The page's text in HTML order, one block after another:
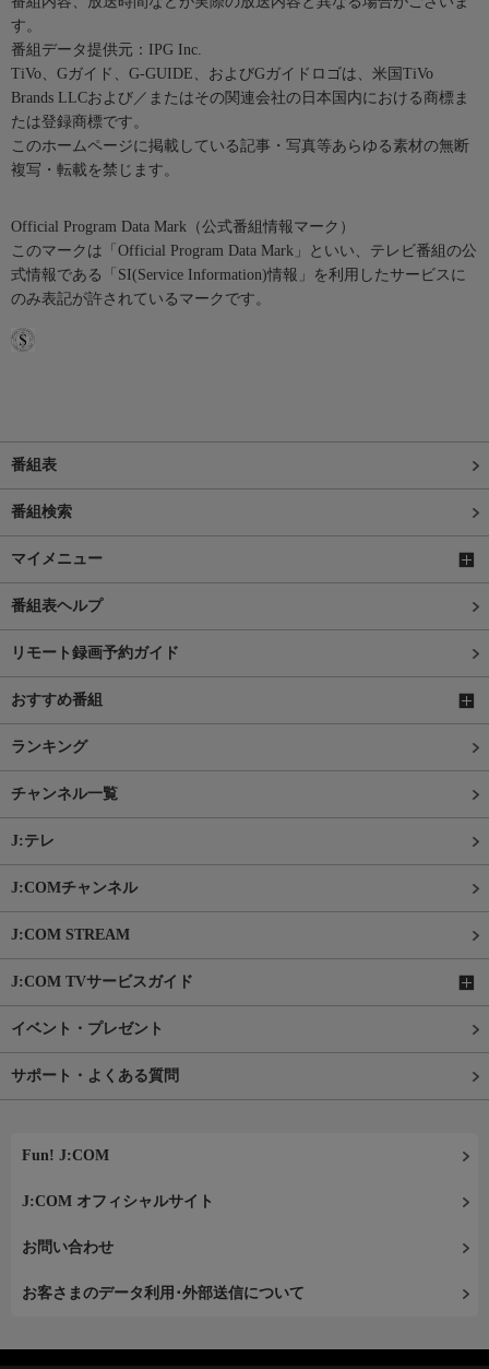
す。
番組データ提供元：IPG Inc.
TiVo、Gガイド、G-GUIDE、およびGガイドロゴは、米国TiVo
Brands LLCおよび／またはその関連会社の日本国内における商標ま
たは登録商標です。
このホームページに掲載している記事・写真等あらゆる素材の無断
複写・転載を禁じます。
Official Program Data Mark（公式番組情報マーク）
このマークは「Official Program Data Mark」といい、テレビ番組の公
式情報である「SI(Service Information)情報」を利用したサービスに
のみ表記が許されているマークです。
番組表
番組検索
マイメニュー
番組表ヘルプ
リモート録画予約ガイド
おすすめ番組
ランキング
チャンネル一覧
J:テレ
J:COMチャンネル
J:COM STREAM
J:COM TVサービスガイド
イベント・プレゼント
サポート・よくある質問
Fun! J:COM
J:COM オフィシャルサイト
お問い合わせ
お客さまのデータ利用･外部送信について